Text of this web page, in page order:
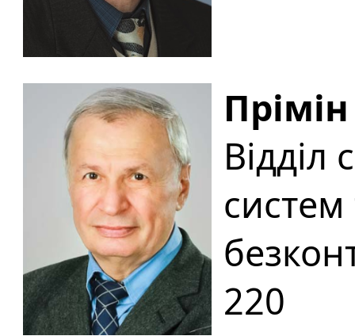
Відділ
систем
220